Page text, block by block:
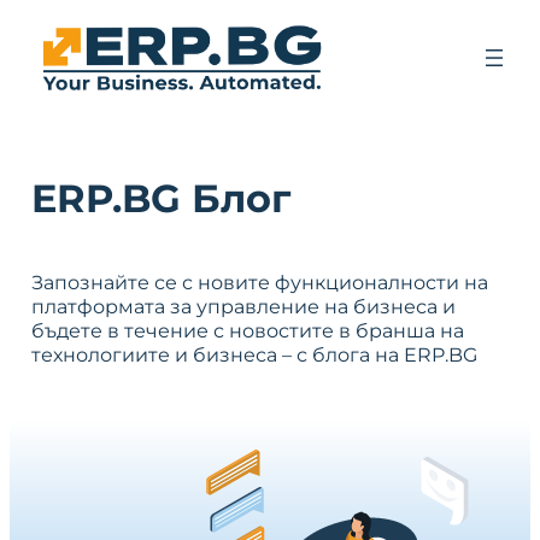
ERP.BG Блог
Запознайте се с новите функционалности на
платформата за управление на бизнеса и
бъдете в течение с новостите в бранша на
технологиите и бизнеса – с блога на ERP.BG